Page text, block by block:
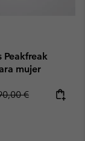
Peakfreak
mujer
price:
€